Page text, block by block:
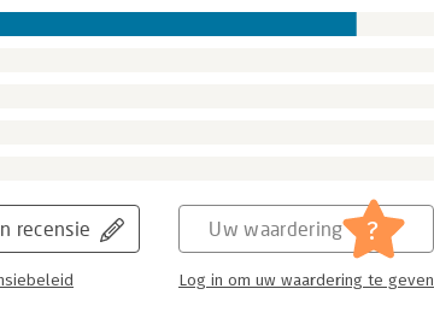
recensie Uw waardering ?
Log in om uw waardering te geven